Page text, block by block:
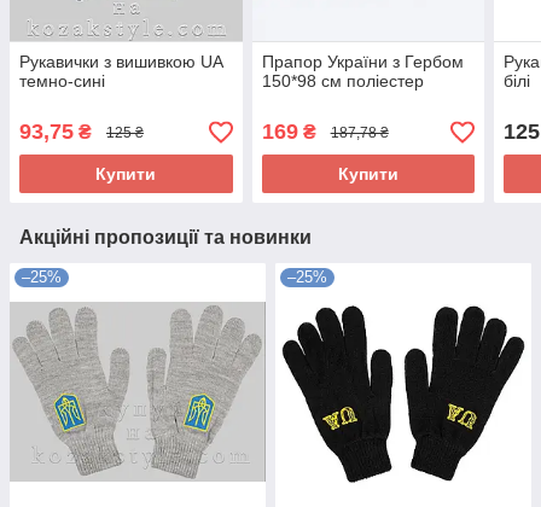
Рукавички з вишивкою UA
темно-сині
93,75 ₴ 125 ₴
Купити
Прапор України з Гербом
150*98 см поліестер
169₴ 187,78 ₴
Купити
білі
125
Акційні пропозиції та новинки
–25% –25%